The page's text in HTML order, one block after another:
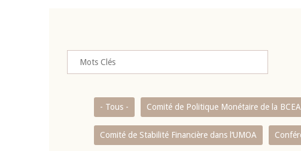
- Tous - Comité de Politique Monétaire de la
Comité de Stabilité Financière dans l‘UMOA